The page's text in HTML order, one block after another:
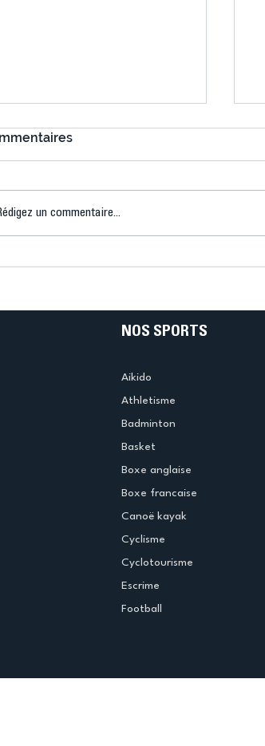
un commentaire...
NOS SPORTS
Aikido
Athletisme
Badminton
Basket
Boxe anglaise
Boxe francaise
Canoë kayak
Cyclisme
Cyclotourisme
Escrime
Football